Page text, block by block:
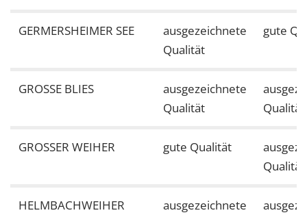
GERMERSHEIMER SEE
ausgezeichnete
Qualität
gute
GROSSE BLIES
ausgezeichnete
Qualität
Qualität
GROSSER WEIHER gute Qualität
Qualität
HELMBACHWEIHER
ausgezeichnete